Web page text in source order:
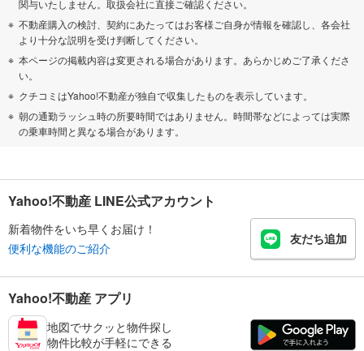
関与いたしません。取扱会社に直接ご確認ください。
不動産購入の検討、契約にあたってはお客様ご自身が情報を確認し、各会社
より十分な説明を受け判断してください。
本ページの掲載内容は変更される場合があります。あらかじめご了承くださ
い。
クチコミはYahoo!不動産が独自で収集したものを表示しています。
朝の通勤ラッシュ時の所要時間ではありません。時間帯などによっては実際
の乗車時間と異なる場合があります。
Yahoo!不動産 LINE公式アカウント
新着物件をいち早くお届け！
便利な機能のご紹介
友だち追加
Yahoo!不動産 アプリ
地図でサクッと物件探し
物件比較が手軽にできる